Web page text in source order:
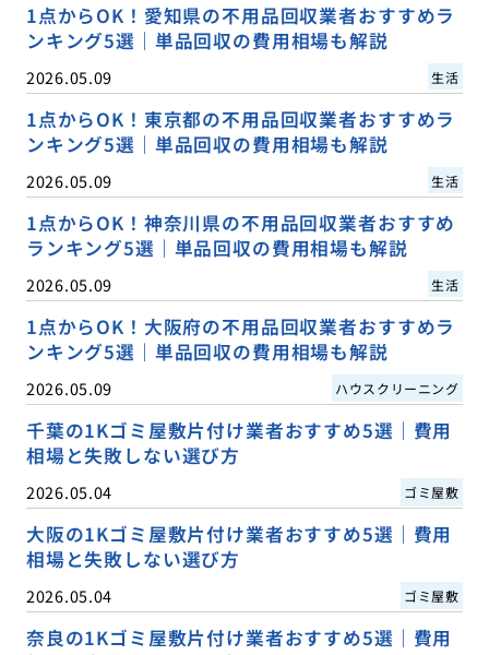
1点からOK！愛知県の不用品回収業者おすすめラ
ンキング5選｜単品回収の費用相場も解説
2026.05.09 生活
1点からOK！東京都の不用品回収業者おすすめラ
ンキング5選｜単品回収の費用相場も解説
2026.05.09 生活
1点からOK！神奈川県の不用品回収業者おすすめ
ランキング5選｜単品回収の費用相場も解説
2026.05.09 生活
1点からOK！大阪府の不用品回収業者おすすめラ
ンキング5選｜単品回収の費用相場も解説
2026.05.09 ハウスクリーニング
千葉の1Kゴミ屋敷片付け業者おすすめ5選｜費用
相場と失敗しない選び方
2026.05.04 ゴミ屋敷
大阪の1Kゴミ屋敷片付け業者おすすめ5選｜費用
相場と失敗しない選び方
2026.05.04 ゴミ屋敷
奈良の1Kゴミ屋敷片付け業者おすすめ5選｜費用